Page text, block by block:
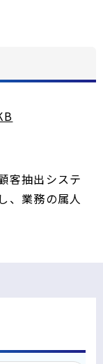
客抽出システ
、業務の属人